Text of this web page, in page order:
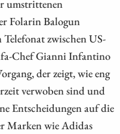
umstrittenen
Folarin Balogun
zwischen US-
Chef Gianni Infantino
der zeigt, wie eng
verwoben sind und
Entscheidungen auf die
Marken wie Adidas